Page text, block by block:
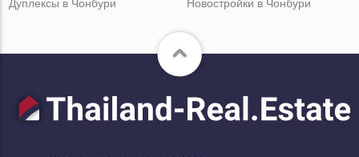
Дуплексы в Чонбури
Новостройки в Чонбури